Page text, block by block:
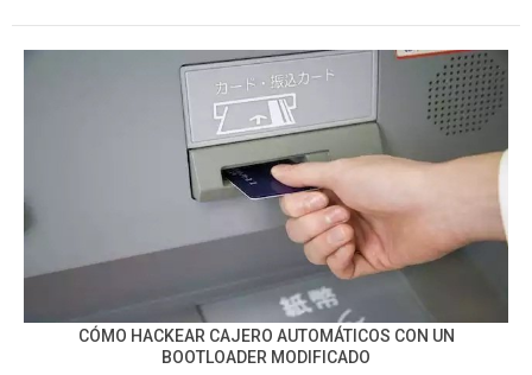
CÓMO HACKEAR CAJERO AUTOMÁTICOS CON UN
BOOTLOADER MODIFICADO